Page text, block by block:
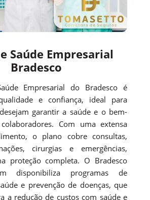
Saúde Empresarial
Bradesco
Empresarial do Bradesco é
e confiança, ideal para
garantir a saúde e o bem-
Com uma extensa
o plano cobre consultas,
cirurgias e emergências,
proteção completa. O Bradesco
disponibiliza programas de
e prevenção de doenças, que
a redução de custos com saúde e